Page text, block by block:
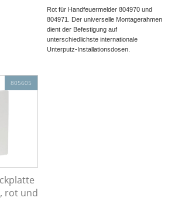
Rot für Handfeuermelder 804970 und
804971. Der universelle Montagerahmen
dient der Befestigung auf
unterschiedlichste internationale
Unterputz-Installationsdosen.
805605
rot und